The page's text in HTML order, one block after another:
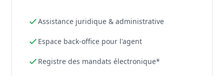
Assistance juridique & administrative
Espace back-office pour l'agent
Registre des mandats électronique*